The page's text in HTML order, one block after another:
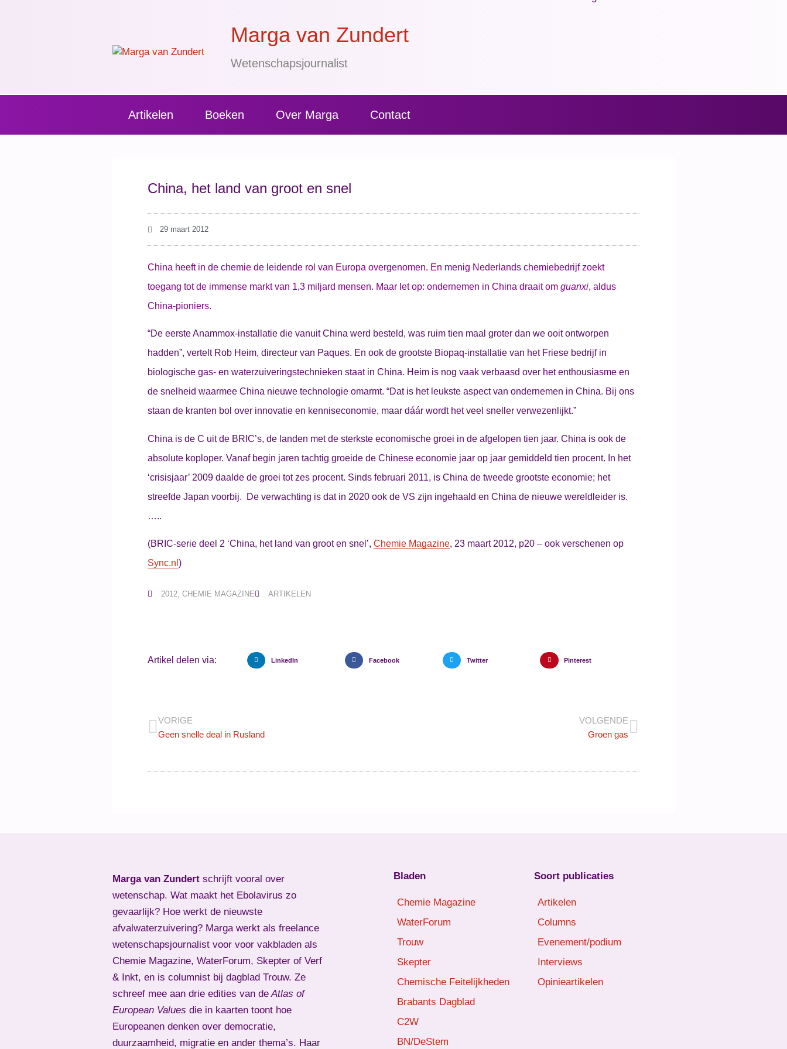
Marga van Zundert
Wetenschapsjournalist
Artikelen Boeken Over Marga Contact
China, het land van groot en snel
29 maart 2012
China heeft in de chemie de leidende rol van Europa overgenomen. En menig Nederlands chemiebedrijf zoekt
toegang tot de immense markt van 1,3 miljard mensen. Maar let op: ondernemen in China draait om guanxi, aldus
China-pioniers.
“De eerste Anammox-installatie die vanuit China werd besteld, was ruim tien maal groter dan we ooit ontworpen
hadden”, vertelt Rob Heim, directeur van Paques. En ook de grootste Biopaq-installatie van het Friese bedrijf in
biologische gas- en waterzuiveringstechnieken staat in China. Heim is nog vaak verbaasd over het enthousiasme en
de snelheid waarmee China nieuwe technologie omarmt. “Dat is het leukste aspect van ondernemen in China. Bij ons
staan de kranten bol over innovatie en kenniseconomie, maar dáár wordt het veel sneller verwezenlijkt.”
China is de C uit de BRIC’s, de landen met de sterkste economische groei in de afgelopen tien jaar. China is ook de
absolute koploper. Vanaf begin jaren tachtig groeide de Chinese economie jaar op jaar gemiddeld tien procent. In het
‘crisisjaar’ 2009 daalde de groei tot zes procent. Sinds februari 2011, is China de tweede grootste economie; het
streefde Japan voorbij. De verwachting is dat in 2020 ook de VS zijn ingehaald en China de nieuwe wereldleider is.
…..
(BRIC-serie deel 2 ‘China, het land van groot en snel’, Chemie Magazine, 23 maart 2012, p20 – ook verschenen op
Sync.nl )
2012 CHEMIE MAGAZINE ARTIKELEN
Artikel delen via: LinkedIn Facebook Twitter Pinterest
VORIGE
Geen snelle deal in Rusland
VOLGENDE
Groen gas
Marga van Zundert schrijft vooral over
wetenschap. Wat maakt het Ebolavirus zo
gevaarlijk? Hoe werkt de nieuwste
afvalwaterzuivering? Marga werkt als freelance
wetenschapsjournalist voor voor vakbladen als
Chemie Magazine, WaterForum, Skepter of Verf
& Inkt, en is columnist bij dagblad Trouw. Ze
schreef mee aan drie edities van de Atlas of
European Values die in kaarten toont hoe
Europeanen denken over democratie,
duurzaamheid, migratie en ander thema’s. Haar
Bladen
Chemie Magazine
WaterForum
Trouw
Skepter
Chemische Feitelijkheden
Brabants Dagblad
C2W
BN/DeStem
Soort publicaties
Artikelen
Columns
Evenement/podium
Interviews
Opinieartikelen